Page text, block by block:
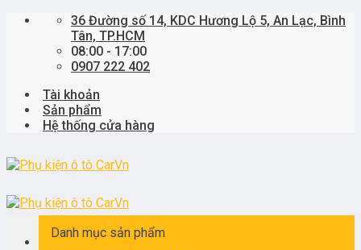
Skip
36 Đường số 14, KDC Hương Lộ 5, An Lạc, Bình
Tân, TP.HCM
08:00 - 17:00
0907 222 402
Tài khoản
Sản phẩm
Hệ thống cửa hàng
Danh mục sản phẩm